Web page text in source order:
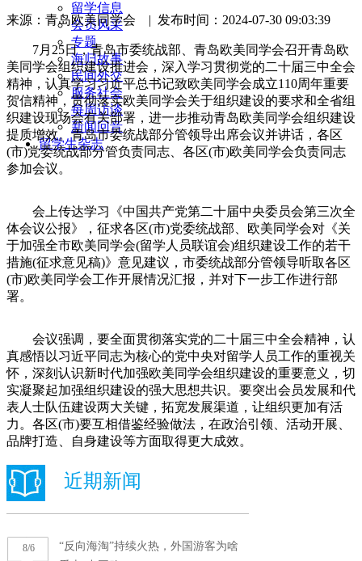
留学信息
会员风采
专题
海归故事
民间外交
服务社会
每周访谈
新闻回音
留学生杂志
来源：青岛欧美同学会 | 发布时间：2024-07-30 09:03:39
7月25日，青岛市委统战部、青岛欧美同学会召开青岛欧
美同学会组织建设推进会，深入学习贯彻党的二十届三中全会
精神，认真学习习近平总书记致欧美同学会成立110周年重要
贺信精神，贯彻落实欧美同学会关于组织建设的要求和全省组
织建设现场会有关部署，进一步推动青岛欧美同学会组织建设
提质增效。青岛市委统战部分管领导出席会议并讲话，各区
(市)党委统战部分管负责同志、各区(市)欧美同学会负责同志
参加会议。
会上传达学习《中国共产党第二十届中央委员会第三次全
体会议公报》，征求各区(市)党委统战部、欧美同学会对《关
于加强全市欧美同学会(留学人员联谊会)组织建设工作的若干
措施(征求意见稿)》意见建议，市委统战部分管领导听取各区
(市)欧美同学会工作开展情况汇报，并对下一步工作进行部
署。
会议强调，要全面贯彻落实党的二十届三中全会精神，认
真感悟以习近平同志为核心的党中央对留学人员工作的重视关
怀，深刻认识新时代加强欧美同学会组织建设的重要意义，切
实凝聚起加强组织建设的强大思想共识。要突出会员发展和代
表人士队伍建设两大关键，拓宽发展渠道，让组织更加有活
力。各区(市)要互相借鉴经验做法，在政治引领、活动开展、
品牌打造、自身建设等方面取得更大成效。